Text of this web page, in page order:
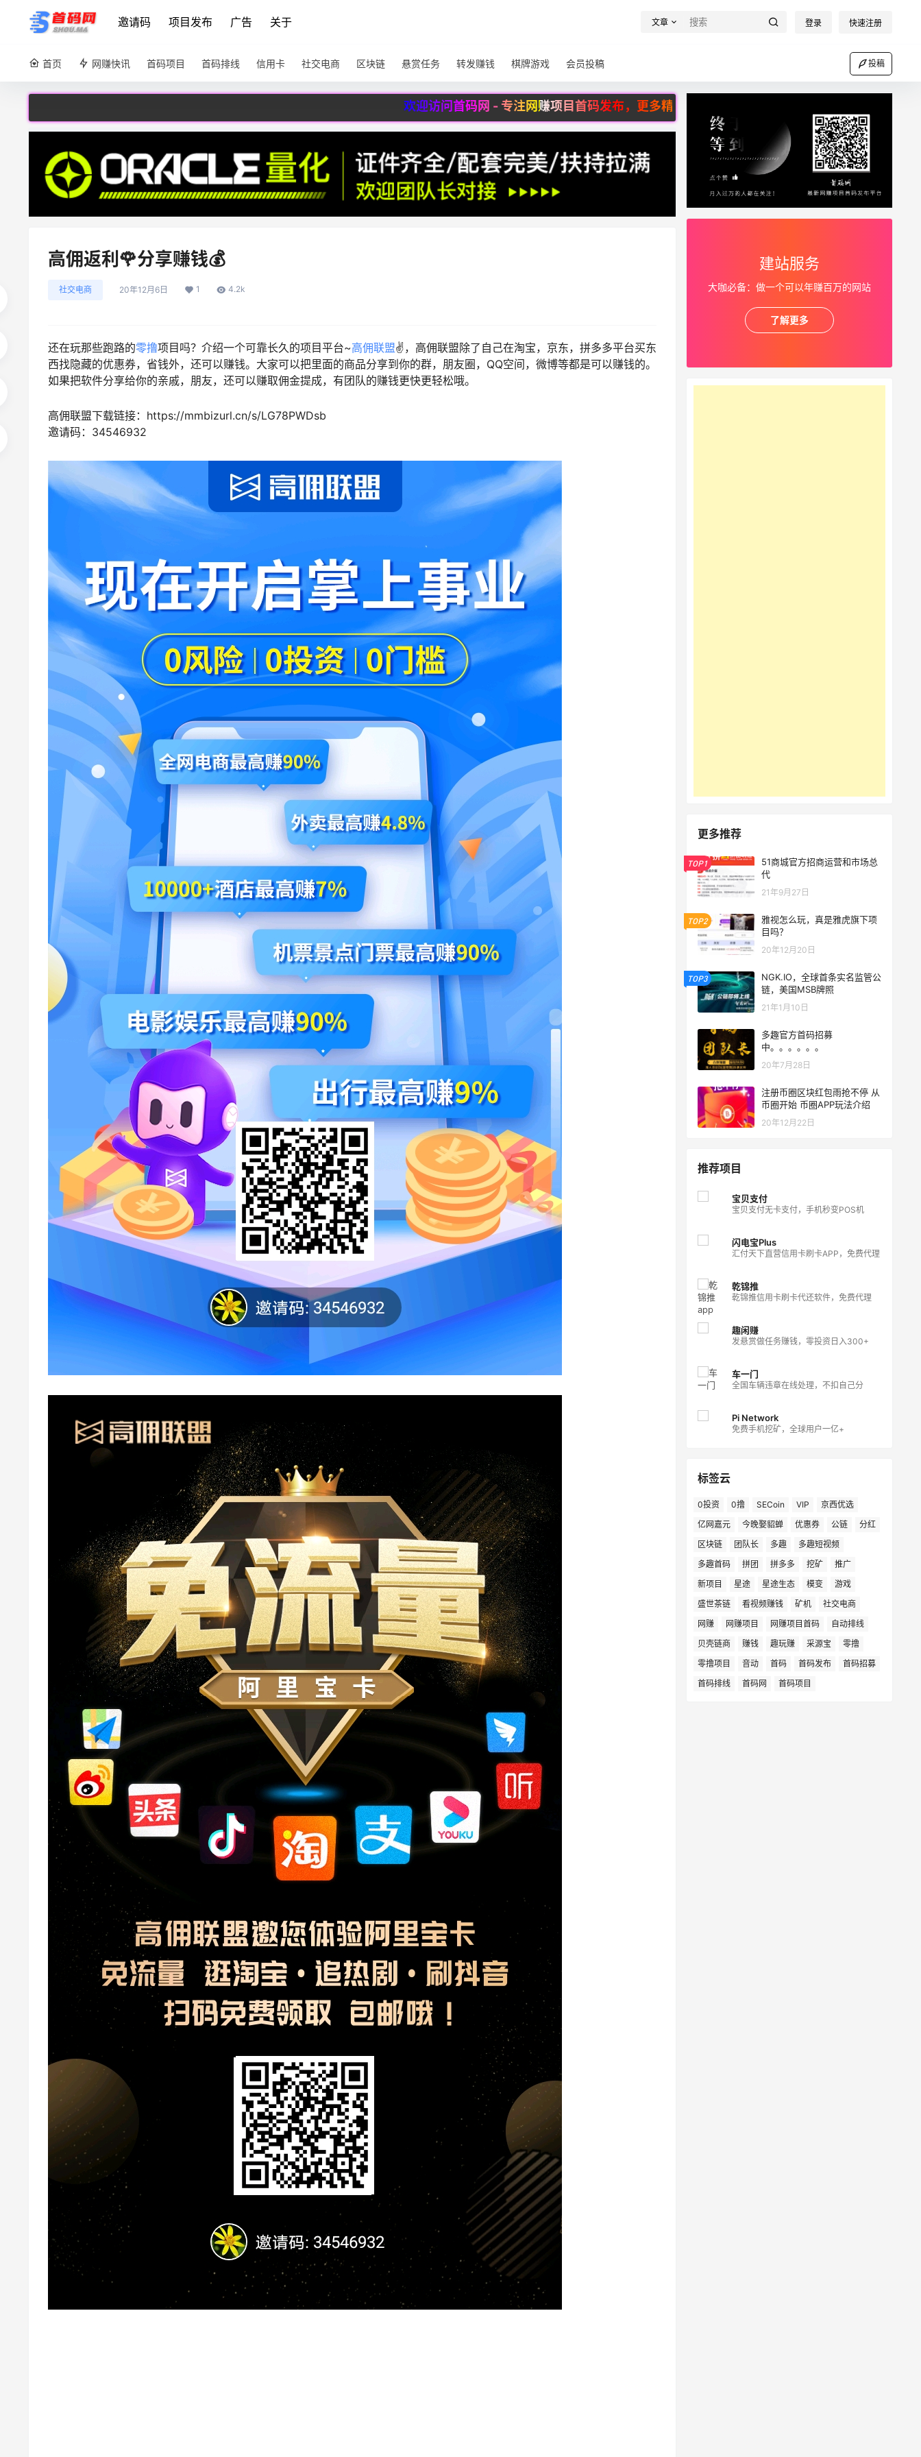
邀请码 项目发布 广告 关于 文章 登录 快速注册
首页 网赚快讯 首码项目 首码排线 信用卡 社交电商 区块链 悬赏任务 转发赚钱 棋牌游戏 会员投稿 投稿
欢迎访问首码网 - 专注网赚项目首码发布，更多精彩请关注公众号：首码网，合作微信：860056696！
高佣返利🌹分享赚钱💰
社交电商 20年12月6日 1 4.2k
还在玩那些跑路的零撸项目吗？介绍一个可靠长久的项目平台~高佣联盟✌️，高佣联盟除了自己在淘宝，京东，拼多多平台买东
西找隐藏的优惠券，省钱外，还可以赚钱。大家可以把里面的商品分享到你的群，朋友圈，QQ空间，微博等都是可以赚钱的。
如果把软件分享给你的亲戚，朋友，还可以赚取佣金提成，有团队的赚钱更快更轻松哦。
高佣联盟下载链接：https://mmbizurl.cn/s/LG78PWDsb
邀请码：34546932
建站服务
大咖必备：做一个可以年赚百万的网站
了解更多
更多推荐
TOP1
51商城官方招商运营和市场总
代
21年9月27日
TOP2
雅视怎么玩，真是雅虎旗下项
目吗？
20年12月20日
TOP3
NGK.IO，全球首条实名监管公
链，美国MSB牌照
21年1月10日
多趣官方首码招募
中。。。。。。
20年7月28日
注册币圈区块红包雨抢不停 从
币圈开始 币圈APP玩法介绍
20年12月22日
推荐项目
宝贝支付
宝贝支付无卡支付，手机秒变POS机
闪电宝Plus
汇付天下直营信用卡刷卡APP，免费代理
乾锦推
乾锦推信用卡刷卡代还软件，免费代理
趣闲赚
发悬赏做任务赚钱，零投资日入300+
车一门
全国车辆违章在线处理，不扣自己分
Pi Network
免费手机挖矿，全球用户一亿+
标签云
0投资 0撸 SECoin VIP
京西优选
亿网嘉元
今晚娶貂蝉 优惠券 公链
分红
区块链
团队长 多趣
多趣短视频
多趣首码
拼团 拼多多 挖矿
推广
新项目
星途 星途生态 模变
游戏
盛世茶链
看视频赚钱 矿机
社交电商
网赚
网赚项目 网赚项目首码
自动排线
贝壳链商
赚钱 趣玩赚 采源宝
零撸
零撸项目
音动 首码 首码发布
首码招募
首码排线
首码网 首码项目